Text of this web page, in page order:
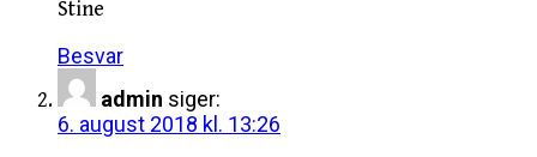
Stine
Besvar
admin siger:
6. august 2018 kl. 13:26